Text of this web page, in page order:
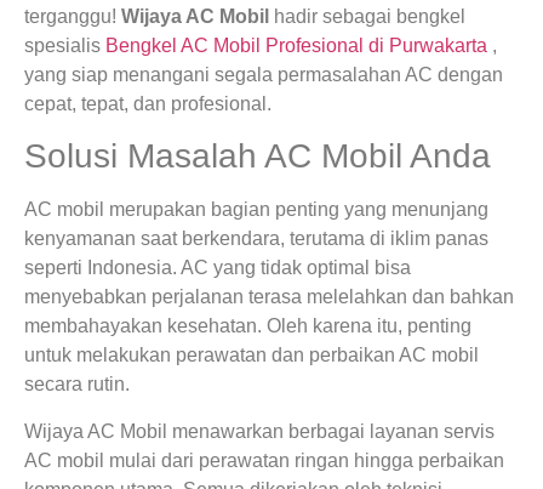
terganggu! Wijaya AC Mobil hadir sebagai bengkel
spesialis Bengkel AC Mobil Profesional di Purwakarta ,
yang siap menangani segala permasalahan AC dengan
cepat, tepat, dan profesional.
Solusi Masalah AC Mobil Anda
AC mobil merupakan bagian penting yang menunjang
kenyamanan saat berkendara, terutama di iklim panas
seperti Indonesia. AC yang tidak optimal bisa
menyebabkan perjalanan terasa melelahkan dan bahkan
membahayakan kesehatan. Oleh karena itu, penting
untuk melakukan perawatan dan perbaikan AC mobil
secara rutin.
Wijaya AC Mobil menawarkan berbagai layanan servis
AC mobil mulai dari perawatan ringan hingga perbaikan